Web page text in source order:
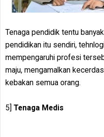
Tenaga pendidik tentu
pendidikan itu sendiri,
mempengaruhi profesi
maju, mengamalkan
kebakan semua orang.
5] Tenaga Medis